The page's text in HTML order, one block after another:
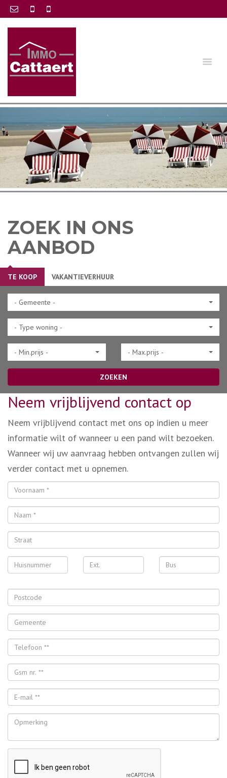
ZOEK IN ONS
AANBOD
- Gemeente -
- Type woning -
- Min.prijs - - Max.prijs -
ZOEKEN
TE KOOP VAKANTIEVERHUUR
Neem vrijblijvend contact op
Neem vrijblijvend contact met ons op indien u meer
informatie wilt of wanneer u een pand wilt bezoeken.
Wanneer wij uw aanvraag hebben ontvangen zullen wij
verder contact met u opnemen.